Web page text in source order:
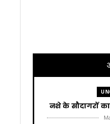
नशे के सौदागरों